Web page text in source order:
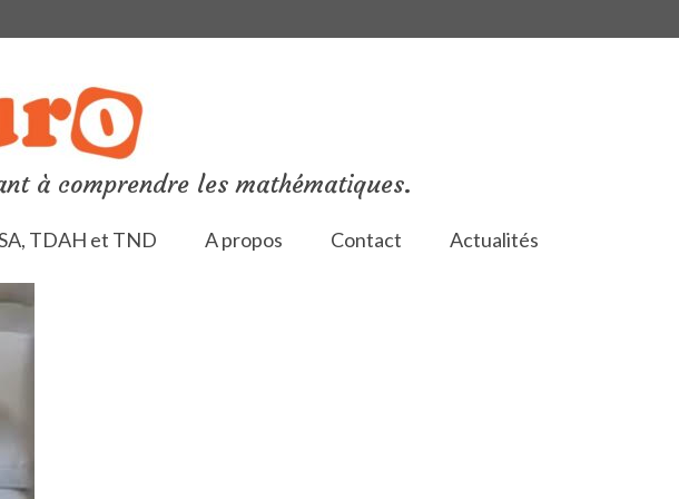
à comprendre les mathématiques.
TDAH et TND A propos Contact Actualités